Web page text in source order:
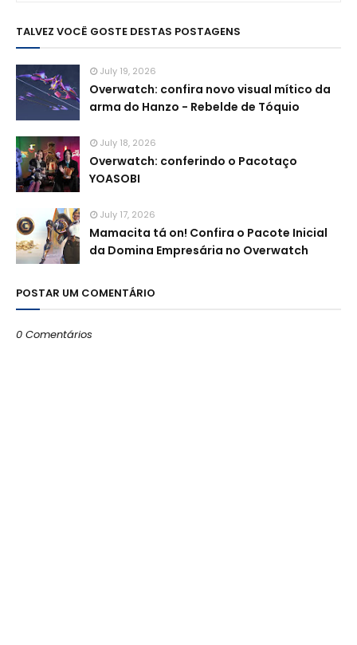
TALVEZ VOCÊ GOSTE DESTAS POSTAGENS
July 19, 2026
Overwatch: confira novo visual mítico da
arma do Hanzo - Rebelde de Tóquio
July 18, 2026
Overwatch: conferindo o Pacotaço
YOASOBI
July 17, 2026
Mamacita tá on! Confira o Pacote Inicial
da Domina Empresária no Overwatch
POSTAR UM COMENTÁRIO
0 Comentários